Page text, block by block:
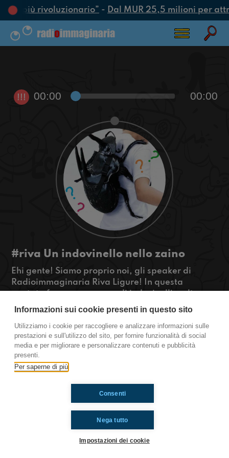
più rivoluzionario”- Dal MUR 25,5 milioni per
!!! 00:00 00:00
#riva Un indovinello nello zaino
Ehi gente! Siamo proprio noi, gli speaker di
Radioimmaginaria Riva Ligure! In questa
puntata faremo una gara di indovinelli molto
difficili e vi descriveremo degli zaini strani e
orribili! Per sapere di più, ascoltateci!
#OkkinSu www.radioimmaginaria.it
Riva Ligure
Ti è piaciuto? Condividilo!
Informazioni sui cookie presenti in questo sito
Utilizziamo i cookie per raccogliere e analizzare informazioni sulle
prestazioni e sull'utilizzo del sito, per fornire funzionalità di social
media e per migliorare e personalizzare contenuti e pubblicità
presenti.
Per saperne di più
Nega tutto
Consenti
Impostazioni dei cookie